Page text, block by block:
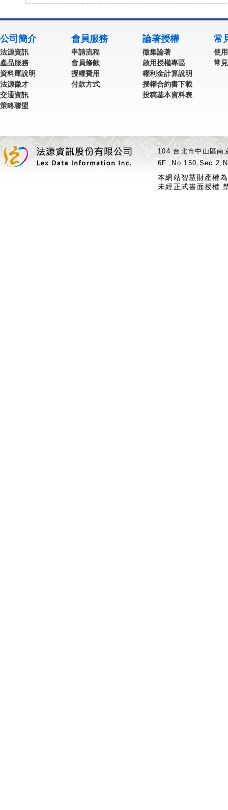
公司簡介
法源資訊
產品服務
資料庫說明
法源徵才
交通資訊
策略聯盟
會員服務
申請流程
會員條款
授權費用
付款方式
論著授權
徵集論著
啟用授權專區
權利金計算說明
授權合約書下載
投稿基本資料表
常
使
常
104 台北市中山區
本網站智慧財產權
未經正式書面授權